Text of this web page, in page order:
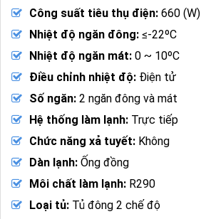
Công suất tiêu thụ điện: 660 (W)
Nhiệt độ ngăn đông: ≤-22ºC
Nhiệt độ ngăn mát: 0 ~ 10ºC
Điều chỉnh nhiệt độ: Điện tử
Số ngăn: 2 ngăn đông và mát
Hệ thống làm lạnh: Trực tiếp
Chức năng xả tuyết: Không
Dàn lạnh: Ống đồng
Môi chất làm lạnh: R290
Loại tủ: Tủ đông 2 chế độ